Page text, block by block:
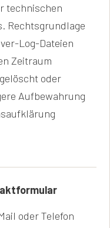
technischen
Rechtsgrundlage
Log-Dateien
Zeitraum
oder
Aufbewahrung
oder Telefon